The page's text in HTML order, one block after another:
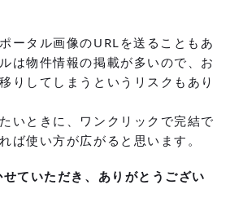
ータル画像のURLを送ることもあ
は物件情報の掲載が多いので、お
りしてしまうというリスクもあり
いときに、ワンクリックで完結で
ば使い方が広がると思います。
ていただき、ありがとうござい